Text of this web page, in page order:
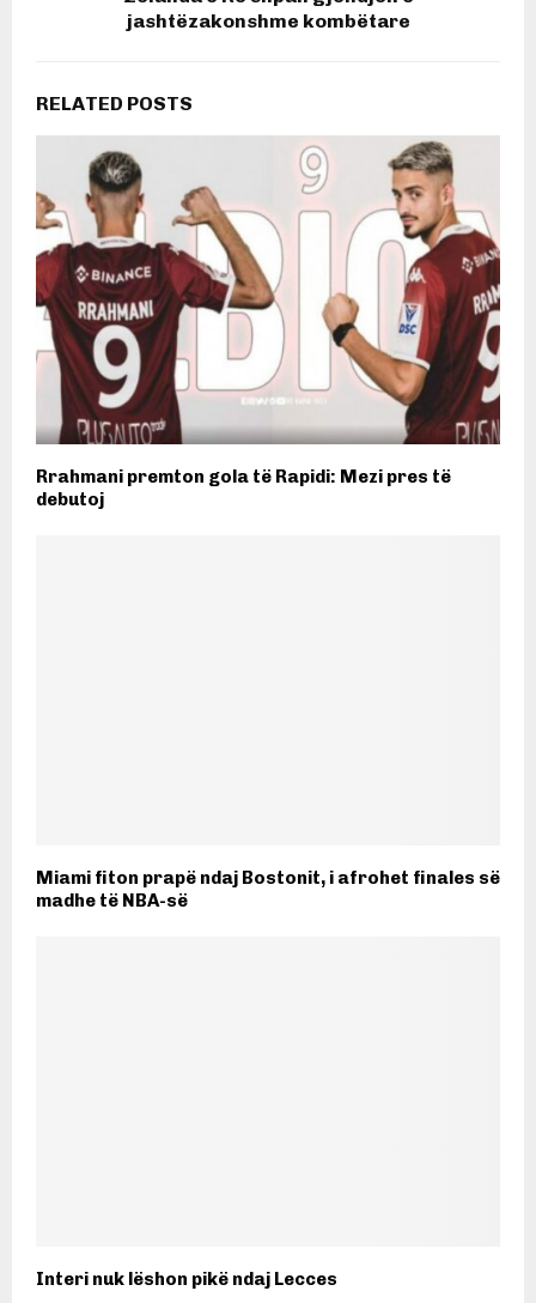
jashtëzakonshme kombëtare
RELATED POSTS
Rrahmani premton gola të Rapidi: Mezi pres të
debutoj
Miami fiton prapë ndaj Bostonit, i afrohet finales së
madhe të NBA-së
Interi nuk lëshon pikë ndaj Lecces